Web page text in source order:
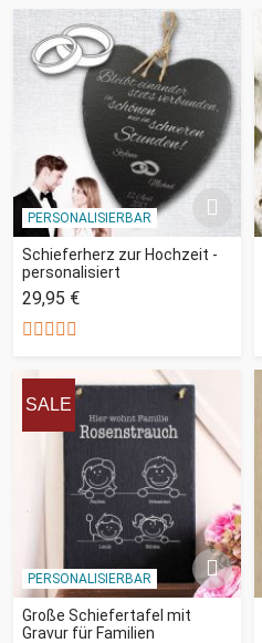
PERSONALISIERBAR
Schieferherz zur Hochzeit -
personalisiert
29,95 €
SALE
PERSONALISIERBAR
Große Schiefertafel mit
Gravur für Familien